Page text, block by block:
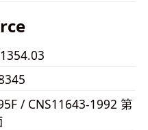
/ CNS11643-1992 第